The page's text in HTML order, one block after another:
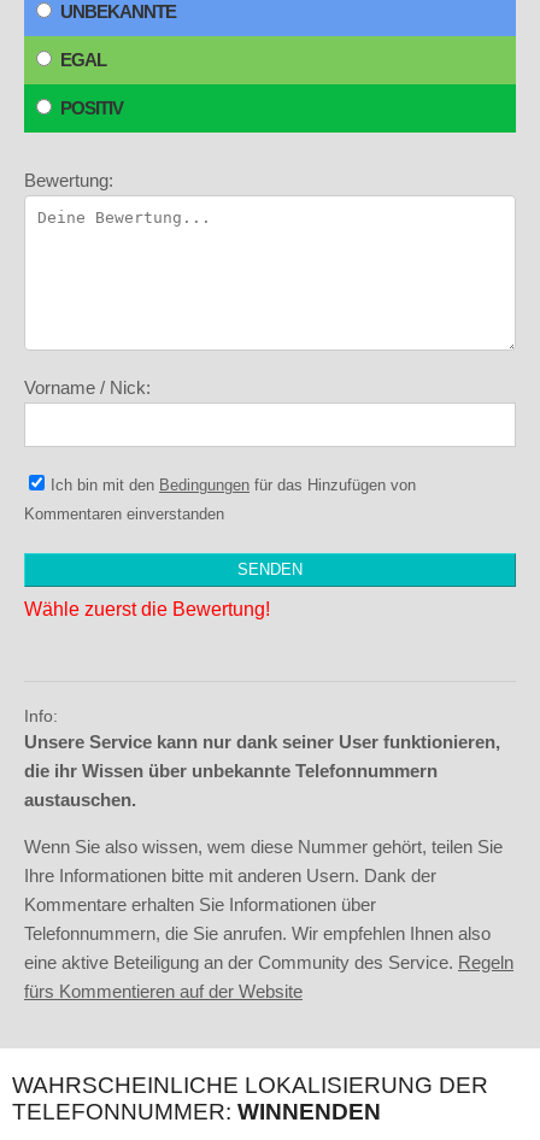
UNBEKANNTE
EGAL
POSITIV
Bewertung:
Vorname / Nick:
Ich bin mit den Bedingungen für das Hinzufügen von
Kommentaren einverstanden
Wähle zuerst die Bewertung!
Info:
Unsere Service kann nur dank seiner User funktionieren,
die ihr Wissen über unbekannte Telefonnummern
austauschen.
Wenn Sie also wissen, wem diese Nummer gehört, teilen Sie
Ihre Informationen bitte mit anderen Usern. Dank der
Kommentare erhalten Sie Informationen über
Telefonnummern, die Sie anrufen. Wir empfehlen Ihnen also
eine aktive Beteiligung an der Community des Service. Regeln
fürs Kommentieren auf der Website
WAHRSCHEINLICHE LOKALISIERUNG DER
TELEFONNUMMER: WINNENDEN